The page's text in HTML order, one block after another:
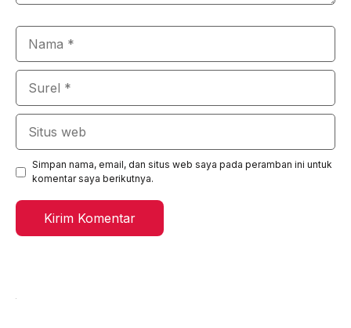
Simpan nama, email, dan situs web saya pada peramban ini untuk
komentar saya berikutnya.